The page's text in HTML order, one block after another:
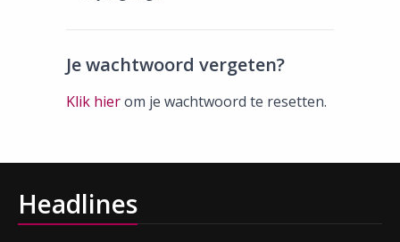
Je wachtwoord vergeten?
Klik hierom je wachtwoord te resetten.
Headlines